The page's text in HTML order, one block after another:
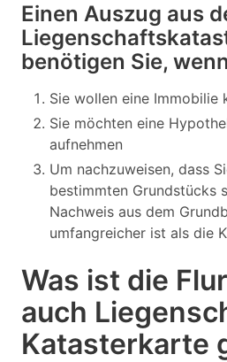
Einen Auszug aus
benötigen Sie,
Sie wollen eine Immobilie
Sie möchten eine
aufnehmen
Um nachzuweisen, dass
bestimmten Grundstücks
Nachweis aus dem
umfangreicher ist als die
Was ist die
auch
Katasterkarte